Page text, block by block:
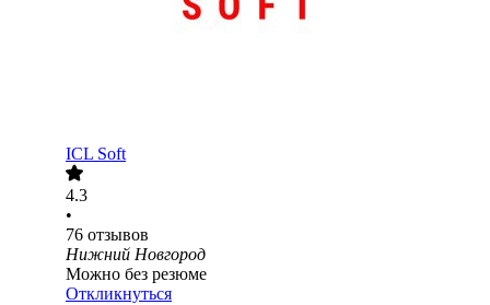
ICL Soft
4.3
•
76 отзывов
Нижний Новгород
Можно без резюме
Откликнуться